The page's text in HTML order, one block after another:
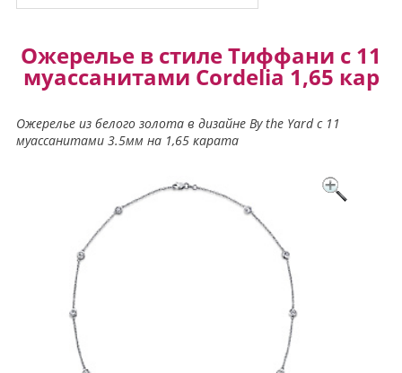
Ожерелье в стиле Тиффани с 11
муассанитами Cordelia 1,65 кар
Ожерелье из белого золота в дизайне By the Yard с 11
муассанитами 3.5мм на 1,65 карата